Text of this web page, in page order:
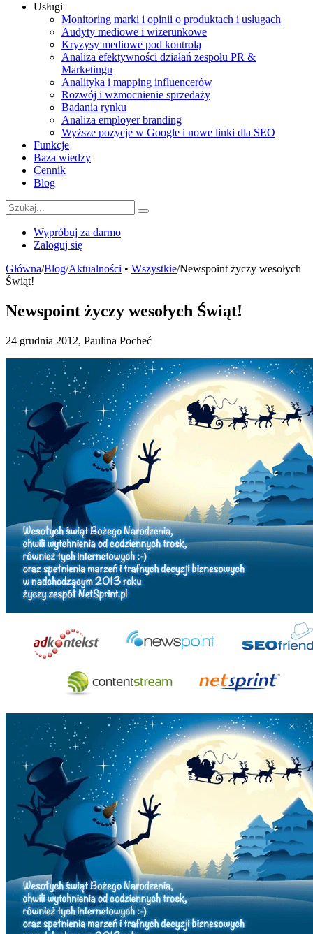
Usługi
Monitoring marki i opinii o produktach i usługach
Audyty mediowe i wizerunkowe
Kryzysy mediowe pod kontrolą
Analiza efektywności działań zespołu PR &
Marketingu
Analityka i mapping influencerów
Rozwój i wzmocnienie sprzedaży
Badania rynku
Analiza employer branding
Wyższe pozycje w Google i nowe linki dla SEO
Funkcje
Baza wiedzy
Cennik
Blog
Wypróbuj za darmo
Zaloguj się
Główna/Blog/Aktualności • Wszystkie/Newspoint życzy wesołych
Świąt!
Newspoint życzy wesołych Świąt!
24 grudnia 2012, Paulina Pocheć